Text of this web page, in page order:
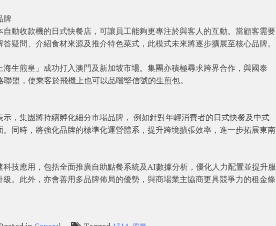
牌
動收款機的日式快餐店，可讓員工能夠更專注於與客人的互動。當顧客需要
疑問、介紹食材來源及推介特色菜式，此模式未來將逐步擴展至核心品牌。
生煎皇」成功打入澳門及新加坡市場。集團亦積極尋求跨界合作，與國泰
盟，使乘客於飛機上也可以品嚐堅信號的生煎包。
，集團將持續孵化細分市場品牌， 例如針對年輕消費者的日式快餐及中式
同時，將強化品牌的標準化運營體系，提升跨境擴張效率，進一步拓展東南
技應用，包括全面推廣自助點餐系統及AI數據分析，優化人力配置並提升服
。此外，亦會善用多品牌佈局的優勢，與商場業主協商更具競爭力的租金條